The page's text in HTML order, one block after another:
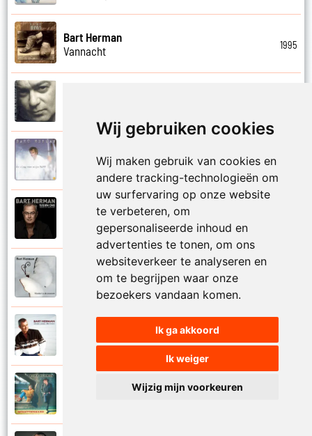
Wij gebruiken cookies
Wij maken gebruik van cookies en
andere tracking-technologieën om
uw surfervaring op onze website
te verbeteren, om
gepersonaliseerde inhoud en
advertenties te tonen, om ons
websiteverkeer te analyseren en
om te begrijpen waar onze
bezoekers vandaan komen.
Ik ga akkoord
Ik weiger
Wijzig mijn voorkeuren
Bart Herman
Vannacht
1995
Bart Herman
Vertrouwelijk
Bart Herman
Victoria
Bart Herman
Vlinder in de sneeuw
Vlinders passie stille tranen